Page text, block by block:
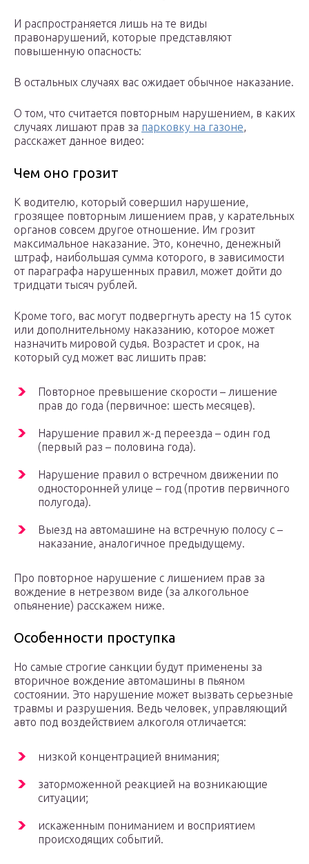
И распространяется лишь на те виды
правонарушений, которые представляют
повышенную опасность:
В остальных случаях вас ожидает обычное наказание.
О том, что считается повторным нарушением, в каких
случаях лишают прав за парковку на газоне,
расскажет данное видео:
Чем оно грозит
К водителю, который совершил нарушение,
грозящее повторным лишением прав, у карательных
органов совсем другое отношение. Им грозит
максимальное наказание. Это, конечно, денежный
штраф, наибольшая сумма которого, в зависимости
от параграфа нарушенных правил, может дойти до
тридцати тысяч рублей.
Кроме того, вас могут подвергнуть аресту на 15 суток
или дополнительному наказанию, которое может
назначить мировой судья. Возрастет и срок, на
который суд может вас лишить прав:
Повторное превышение скорости – лишение
прав до года (первичное: шесть месяцев).
Нарушение правил ж-д переезда – один год
(первый раз – половина года).
Нарушение правил о встречном движении по
односторонней улице – год (против первичного
полугода).
Выезд на автомашине на встречную полосу с –
наказание, аналогичное предыдущему.
Про повторное нарушение с лишением прав за
вождение в нетрезвом виде (за алкогольное
опьянение) расскажем ниже.
Особенности проступка
Но самые строгие санкции будут применены за
вторичное вождение автомашины в пьяном
состоянии. Это нарушение может вызвать серьезные
травмы и разрушения. Ведь человек, управляющий
авто под воздействием алкоголя отличается:
низкой концентрацией внимания;
заторможенной реакцией на возникающие
ситуации;
искаженным пониманием и восприятием
происходящих событий.